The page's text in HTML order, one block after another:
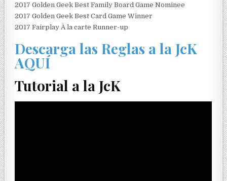
2017 Golden Geek Best Family Board Game Nominee
2017 Golden Geek Best Card Game Winner
2017 Fairplay À la carte Runner-up
Descarga las Reglas a la JcK
AQUÍ
Tutorial a la JcK